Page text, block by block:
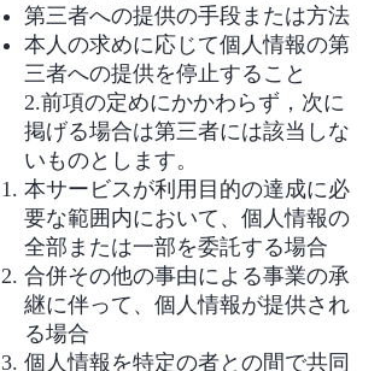
第三者への提供の手段または方法
本人の求めに応じて個人情報の第
三者への提供を停止すること
2.前項の定めにかかわらず，次に
掲げる場合は第三者には該当しな
いものとします。
本サービスが利用目的の達成に必
要な範囲内において、個人情報の
全部または一部を委託する場合
合併その他の事由による事業の承
継に伴って、個人情報が提供され
る場合
個人情報を特定の者との間で共同